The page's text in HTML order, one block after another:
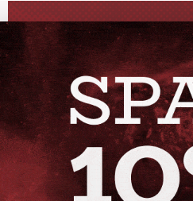
GENVEJE
Handelsbetingelser
FAQ
Levering eller afhentning
Om Steak-out.dk